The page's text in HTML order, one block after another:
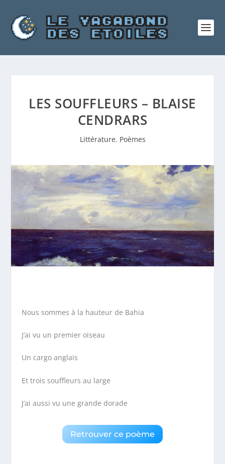
LES SOUFFLEURS – BLAISE
CENDRARS
Littérature, Poèmes
Nous sommes à la hauteur de Bahia
J’ai vu un premier oiseau
Un cargo anglais
Et trois souffleurs au large
J’ai aussi vu une grande dorade
Retrouver ce poème